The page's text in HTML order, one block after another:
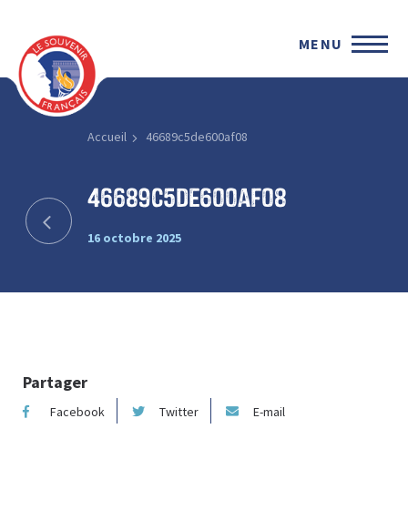
MENU
Accueil 46689c5de600af08
46689c5de600af08
16 octobre 2025
Partager
Facebook Twitter E-mail